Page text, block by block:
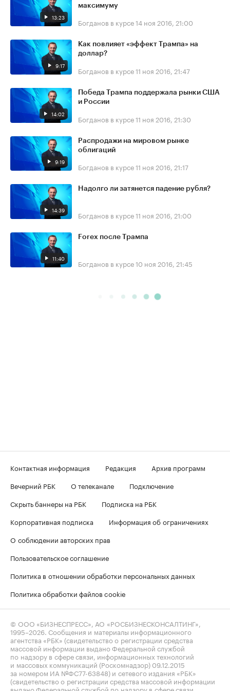
13:23
максимуму
Богданов в курсе14 ноя 2016, 21:00
9:17
Как повлияет «эффект Трампа» на
доллар?
Богданов в курсе11 ноя 2016, 21:47
14:02
Победа Трампа поддержала рынки США
и России
Богданов в курсе11 ноя 2016, 21:30
9:19
Распродажи на мировом рынке
облигаций
Богданов в курсе11 ноя 2016, 21:17
14:39
Надолго ли затянется падение рубля?
Богданов в курсе11 ноя 2016, 21:00
11:40
Forex после Трампа
Богданов в курсе10 ноя 2016, 21:45
Контактная информация Редакция
Архив программ
Вечерний РБК
О телеканале
Подключение
Скрыть баннеры на РБК
Подписка на РБК
Корпоративная подписка
Информация об ограничениях
О соблюдении авторских прав
Пользовательское соглашение
Политика в отношении обработки персональных данных
Политика обработки файлов cookie
© ООО «БИЗНЕСПРЕСС», АО «РОСБИЗНЕСКОНСАЛТИНГ»,
1995–2026 . Сообщения и материалы информационного
агентства «РБК» (свидетельство о регистрации средства
массовой информации выдано Федеральной службой
по надзору в сфере связи, информационных технологий
и массовых коммуникаций (Роскомнадзор) 09.12.2015
за номером ИА №ФС77-63848) и сетевого издания «РБК»
(свидетельство о регистрации средства массовой информации
выдано Федеральной службой по надзору в сфере связи,